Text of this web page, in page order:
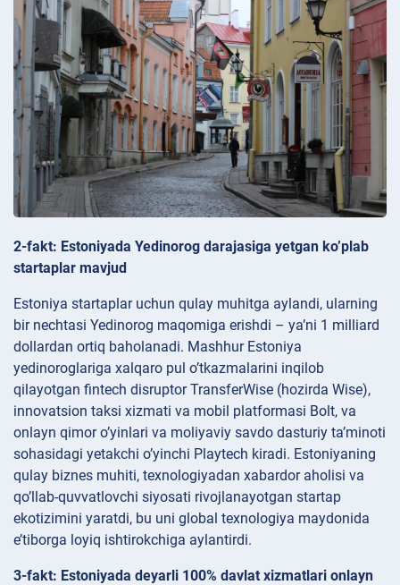
2-fakt: Estoniyada Yedinorog darajasiga yetgan ko’plab
startaplar mavjud
Estoniya startaplar uchun qulay muhitga aylandi, ularning
bir nechtasi Yedinorog maqomiga erishdi – ya’ni 1 milliard
dollardan ortiq baholanadi. Mashhur Estoniya
yedinoroglariga xalqaro pul o’tkazmalarini inqilob
qilayotgan fintech disruptor TransferWise (hozirda Wise),
innovatsion taksi xizmati va mobil platformasi Bolt, va
onlayn qimor o’yinlari va moliyaviy savdo dasturiy ta’minoti
sohasidagi yetakchi o’yinchi Playtech kiradi. Estoniyaning
qulay biznes muhiti, texnologiyadan xabardor aholisi va
qo’llab-quvvatlovchi siyosati rivojlanayotgan startap
ekotizimini yaratdi, bu uni global texnologiya maydonida
e’tiborga loyiq ishtirokchiga aylantirdi.
3-fakt: Estoniyada deyarli 100% davlat xizmatlari onlayn